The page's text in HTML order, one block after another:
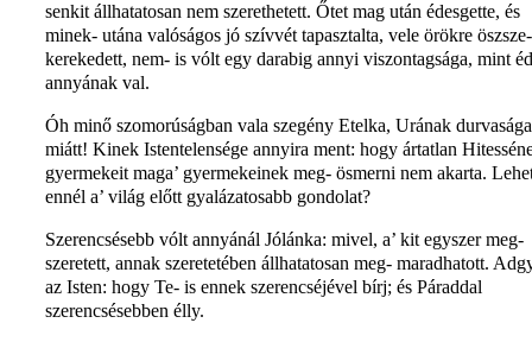
senkit állhatatosan nem szerethetett. Őtet mag után édesgette, és
minek- utána valóságos jó szívvét tapasztalta, vele örökre öszsze-
kerekedett, nem- is vólt egy darabig annyi viszontagsága, mint
annyának val.
Óh minő szomorúságban vala szegény Etelka, Urának durvasága
miátt! Kinek Istentelensége annyira ment: hogy ártatlan
gyermekeit maga’ gyermekeinek meg- ösmerni nem akarta.
ennél a’ világ előtt gyalázatosabb gondolat?
Szerencsésebb vólt annyánál Jólánka: mivel, a’ kit egyszer meg-
szeretett, annak szeretetében állhatatosan meg- maradhatott.
az Isten: hogy Te- is ennek szerencséjével bírj; és Páraddal
szerencsésebben élly.